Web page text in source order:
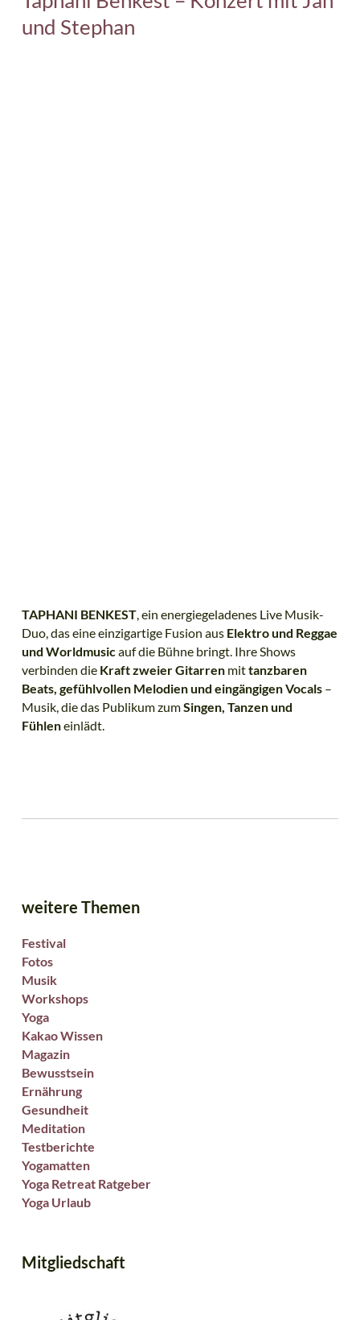
und Stephan
TAPHANI BENKEST, ein energiegeladenes Live Musik-
Duo, das eine einzigartige Fusion aus Elektro und Reggae
und Worldmusicauf die Bühne bringt. Ihre Shows
verbinden die Kraft zweier Gitarren mittanzbaren
Beats, gefühlvollen Melodien und eingängigen Vocals–
Musik, die das Publikum zumSingen, Tanzen und
Fühleneinlädt.
weitere Themen
Festival
Fotos
Musik
Workshops
Yoga
Kakao Wissen
Magazin
Bewusstsein
Ernährung
Gesundheit
Meditation
Testberichte
Yogamatten
Yoga Retreat Ratgeber
Yoga Urlaub
Mitgliedschaft